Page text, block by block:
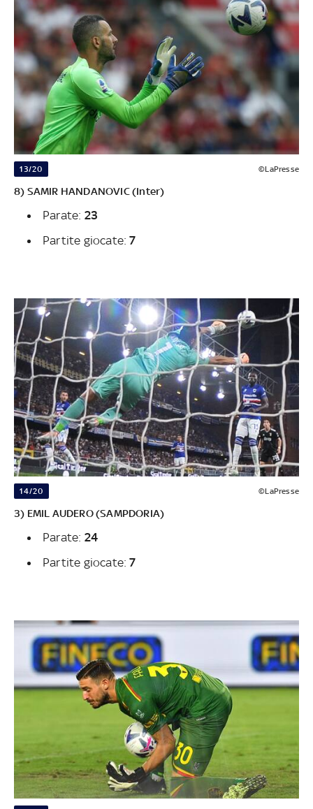
13/20 ©LaPresse
8) SAMIR HANDANOVIC (Inter)
Parate: 23
Partite giocate:7
14/20 ©LaPresse
3) EMIL AUDERO (SAMPDORIA)
Parate: 24
Partite giocate:7